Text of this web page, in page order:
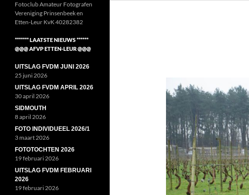
Fotoclub Amateur Fotografen
Vereniging Prinsenbeek en
Etten-Leur KvK 40282382
******* LAATSTE NIEUWS ******
@@@ AFVP ETTEN-LEUR @@@
UITSLAG FVDM JUNI 2026
25 juni 2026
UITSLAG FVDM APRIL 2026
30 april 2026
SIDMOUTH
8 april 2026
FOTO INDIVIDUEEL 2026/1
3 maart 2026
FOTOTOCHTEN 2026
19 februari 2026
UITSLAG FVDM FEBRUARI
2026
19 februari 2026